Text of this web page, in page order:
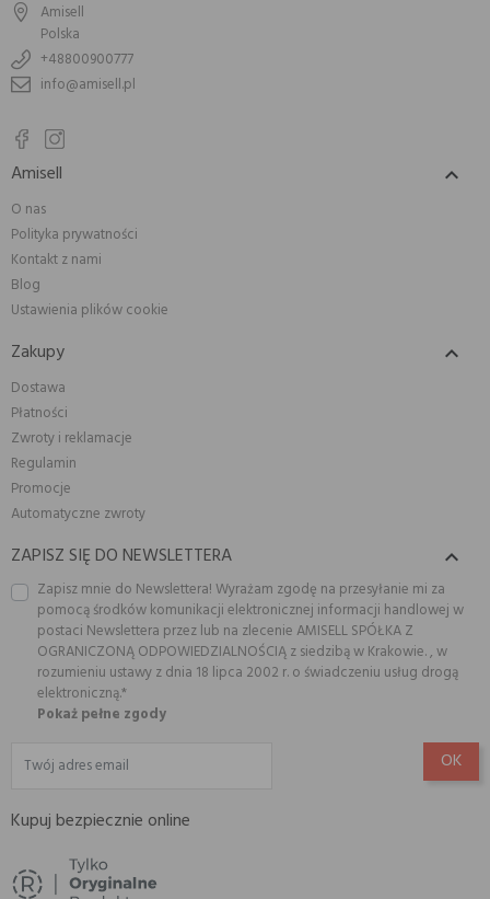
Amisell
Polska
+48800900777
info@amisell.pl
Amisell 
O nas
Polityka prywatności
Kontakt z nami
Blog
Ustawienia plików cookie
Zakupy 
Dostawa
Płatności
Zwroty i reklamacje
Regulamin
Promocje
Automatyczne zwroty
ZAPISZ SIĘ DO NEWSLETTERA 
Zapisz mnie do Newslettera! Wyrażam zgodę na przesyłanie mi za
pomocą środków komunikacji elektronicznej informacji handlowej w
postaci Newslettera przez lub na zlecenie AMISELL SPÓŁKA Z
OGRANICZONĄ ODPOWIEDZIALNOŚCIĄ z siedzibą w Krakowie. , w
rozumieniu ustawy z dnia 18 lipca 2002 r. o świadczeniu usług drogą
elektroniczną.*
Pokaż pełne zgody
Kupuj bezpiecznie online